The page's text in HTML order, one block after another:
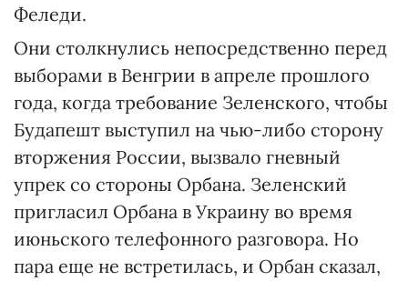
Феледи.
Они столкнулись непосредственно перед
выборами в Венгрии в апреле прошлого
года, когда требование Зеленского, чтобы
Будапешт выступил на чью-либо сторону
вторжения России, вызвало гневный
упрек со стороны Орбана. Зеленский
пригласил Орбана в Украину во время
июньского телефонного разговора. Но
пара еще не встретилась, и Орбан сказал,